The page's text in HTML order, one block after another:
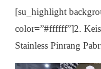
[su_highlight
color=”#ffffff”]2.
Stainless Pinrang